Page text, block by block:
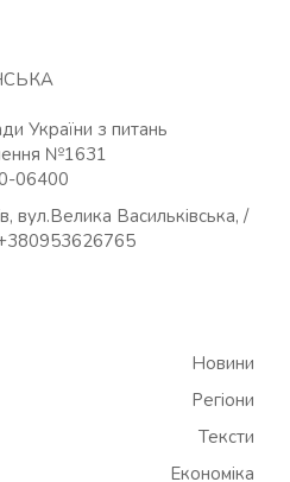
України з питань
№1631
06400
вул.Велика Васильківська, /
Новини
Регіони
Тексти
Економіка